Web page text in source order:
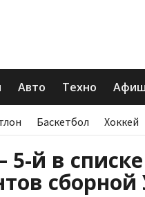
Авто Техно
Баскетбол Хоккей
5-й в